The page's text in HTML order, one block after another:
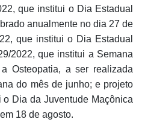
que institui o Dia Estadual
anualmente no dia 27 de
que institui o Dia Estadual
2022, que institui a Semana
Osteopatia, a ser realizada
do mês de junho; e projeto
Dia da Juventude Maçônica
18 de agosto.